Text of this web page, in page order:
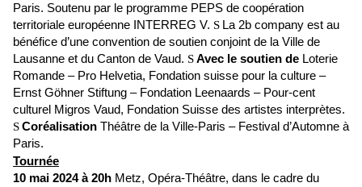
Paris. Soutenu par le programme PEPS de coopération
territoriale européenne INTERREG V. S La 2b company est au
bénéfice d’une convention de soutien conjoint de la Ville de
Lausanne et du Canton de Vaud. SAvec le soutien de Loterie
Romande – Pro Helvetia, Fondation suisse pour la culture –
Ernst Göhner Stiftung – Fondation Leenaards – Pour-cent
culturel Migros Vaud, Fondation Suisse des artistes interprètes.
SCoréalisation Théâtre de la Ville-Paris – Festival d’Automne à
Paris.
Tournée
10 mai 2024 à 20h Metz, Opéra-Théâtre, dans le cadre du